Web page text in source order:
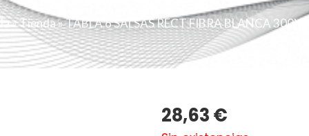
»Tienda»TABLA 6 SALSAS RECT FIBRA BLANCA
28,63€